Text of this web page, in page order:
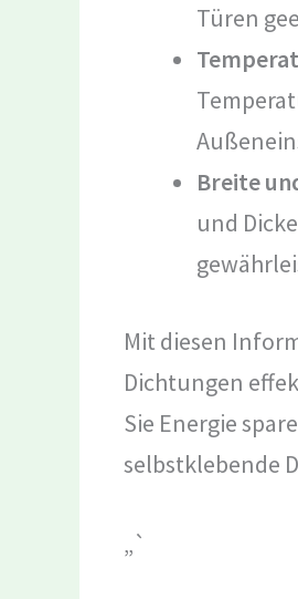
Türen
Breite
und
Mit diesen
Dichtungen
Sie Energie
selbstklebende
„`